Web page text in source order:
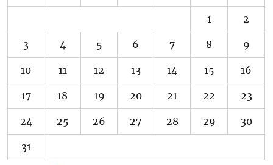
1 2
3 4 5 6 7 8 9
10 11 12 13 14 15 16
17 18 19 20 21 22 23
24 25 26 27 28 29 30
31